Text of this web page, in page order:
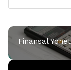
Finansal